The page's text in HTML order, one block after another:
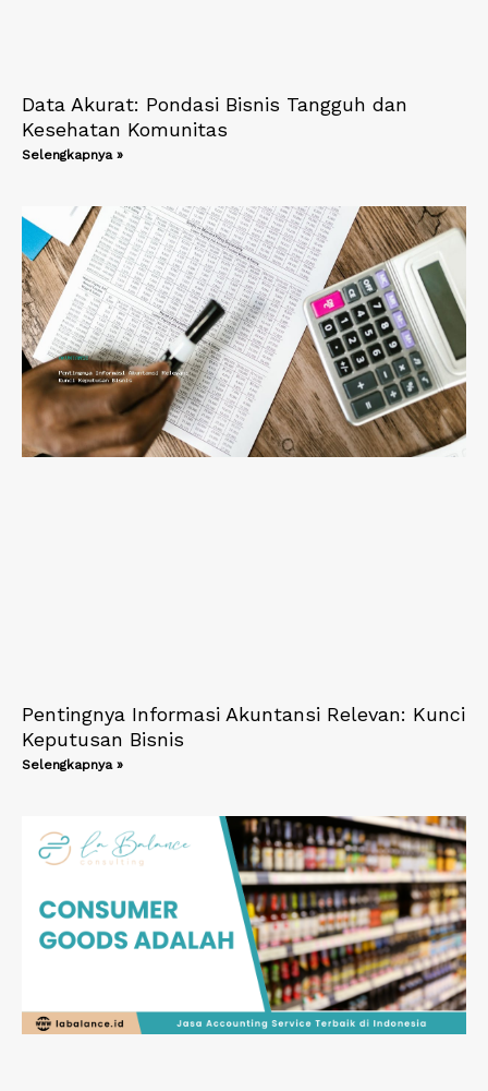
Data Akurat: Pondasi Bisnis Tangguh dan
Kesehatan Komunitas
Selengkapnya »
Pentingnya Informasi Akuntansi Relevan: Kunci
Keputusan Bisnis
Selengkapnya »